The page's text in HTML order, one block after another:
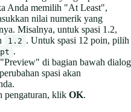
Anda memilih "At Least",
nilai numerik yang
Misalnya, untuk spasi 1.2,
1.2 . Untuk spasi 12 poin, pilih
.
di bagian bawah dialog
spasi akan
pengaturan, klik OK.